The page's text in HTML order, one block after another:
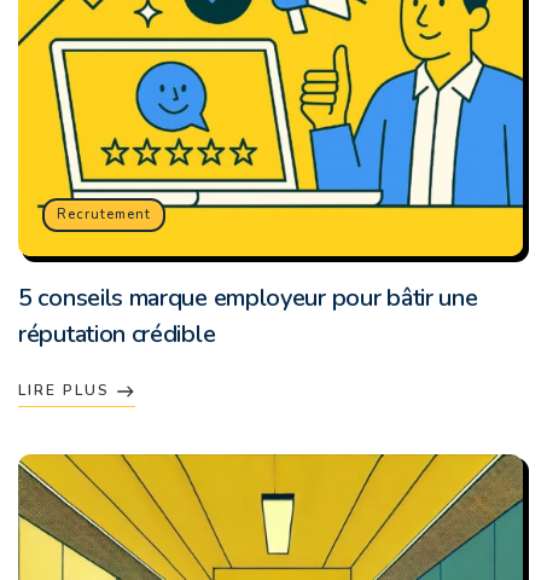
Recrutement
5 conseils marque employeur pour bâtir une
réputation crédible
LIRE PLUS